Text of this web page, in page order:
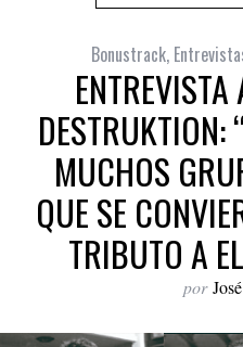
Bonustrack,
DESTRUKTION:
MUCHOS
QUE SE
TRIBUTO A
por